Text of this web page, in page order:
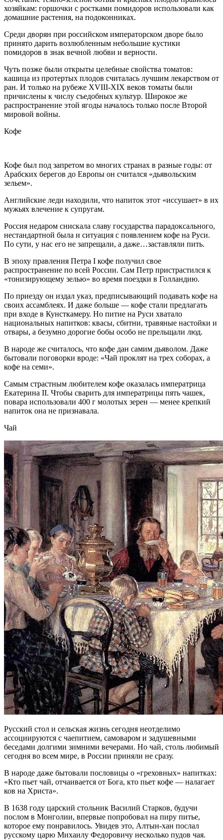
хозяйкам: горшочки с ростками помидоров использовали как
домашние растения, на подоконниках.
Среди дворян при российском императорском дворе было
принято дарить возлюбленным небольшие кустики
помидоров в знак вечной любви и верности.
Чуть позже были открыты целебные свойства томатов:
кашица из протертых плодов считалась лучшим лекарством от
ран. И только на рубеже XVIII-XIX веков томаты были
причислены к числу съедобных культур. Широкое же
распространение этой ягоды началось только после Второй
мировой войны.
Кофе
Кофе был под запретом во многих странах в разные годы: от
Арабских берегов до Европы он считался «дьявольским
зельем».
Английские леди находили, что напиток этот «иссушает» в их
мужьях влечение к супругам.
Россия недаром снискала славу государства парадоксального,
нестандартной была и ситуация с появлением кофе на Руси.
По сути, у нас его не запрещали, а даже…заставляли пить.
В эпоху правления Петра I кофе получил свое
распространение по всей России. Сам Петр пристрастился к
«тонизирующему зелью» во время поездки в Голландию.
По приезду он издал указ, предписывающий подавать кофе на
своих ассамблеях. И даже больше — кофе стали предлагать
при входе в Кунсткамеру. Но питие на Руси хватало
национальных напитков: квасы, сбитни, травяные настойки и
отвары, а безумно дорогие бобы особо не прельщали люд.
В народе же считалось, что кофе дан самим дьяволом. Даже
бытовали поговорки вроде: «Чай проклят на трех соборах, а
кофе на семи».
Самым страстным любителем кофе оказалась императрица
Екатерина II. Чтобы сварить для императрицы пять чашек,
повара использовали 400 г молотых зерен — менее крепкий
напиток она не признавала.
Чай
Русский стол и сельская жизнь сегодня неотделимо
ассоциируются с чаепитием, самоваром и задушевными
беседами долгими зимними вечерами. Но чай, столь любимый
сегодня во всем мире, в России приняли не сразу.
В народе даже бытовали пословицы о «греховных» напитках:
«Кто пьет чай, отчаивается от Бога, кто пьет кофе — налагает
ков на Христа».
В 1638 году царский стольник Василий Старков, будучи
послом в Монголии, впервые попробовал на пиру питье,
которое ему понравилось. Увидев это, Алтын-хан послал
русскому царю Михаилу Федоровичу несколько пудов чая.